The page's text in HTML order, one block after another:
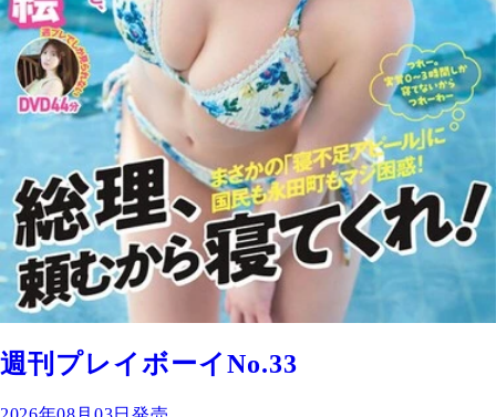
週刊プレイボーイNo.33